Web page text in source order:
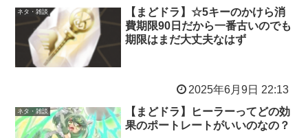
ネタ・雑談
【まどドラ】☆5キーのかけら消
費期限90日だから一番古いのでも
期限はまだ大丈夫なはず
2025年6月9日 22:13
ネタ・雑談
【まどドラ】ヒーラーってどの効
果のポートレートがいいのなの？